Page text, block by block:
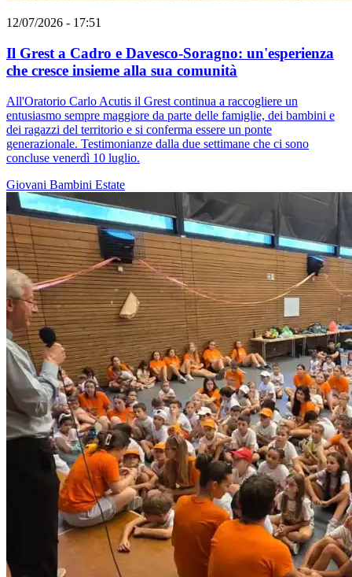
12/07/2026 - 17:51
Il Grest a Cadro e Davesco-Soragno: un'esperienza
che cresce insieme alla sua comunità
All'Oratorio Carlo Acutis il Grest continua a raccogliere un
entusiasmo sempre maggiore da parte delle famiglie, dei bambini e
dei ragazzi del territorio e si conferma essere un ponte
generazionale. Testimonianze dalla due settimane che ci sono
concluse venerdì 10 luglio.
Giovani Bambini Estate